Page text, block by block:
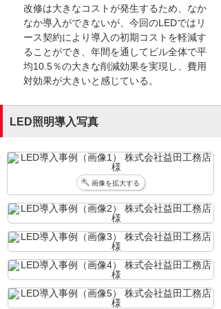
改修は大きなコストが発生するため、なか
なか導入ができないが、今回のLEDではリ
ース契約により導入の初期コストを軽減す
ることができ、年間を通してビル全体で平
均10.5％の大きな削減効果を実現し、費用
対効果が大きいと感じている。
LED照明導入写真
画像を拡大する